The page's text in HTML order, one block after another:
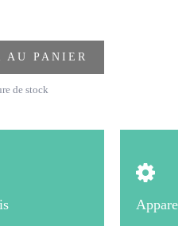
AU PANIER
de stock
Appareil